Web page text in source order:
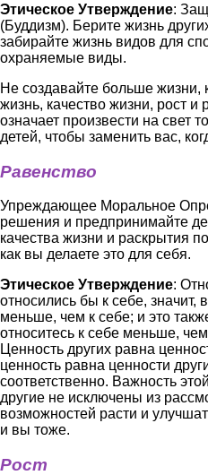
Этическое Утверждение:
(Буддизм). Берите жизнь
забирайте жизнь видов для
охраняемые виды.
Не создавайте больше жизни,
жизнь, качество жизни, рост и
означает произвести на свет
детей, чтобы заменить вас,
Равенство
Упреждающее Моральное
решения и предпринимайте
качества жизни и раскрытия
как вы делаете это для себя.
Этическое Утверждение:
относились бы к себе, значит,
меньше, чем к себе; и это
относитесь к себе меньше,
Ценность других равна
ценность равна ценности
соответственно. Важность
другие не исключены из
возможностей расти и
и вы тоже.
Рост